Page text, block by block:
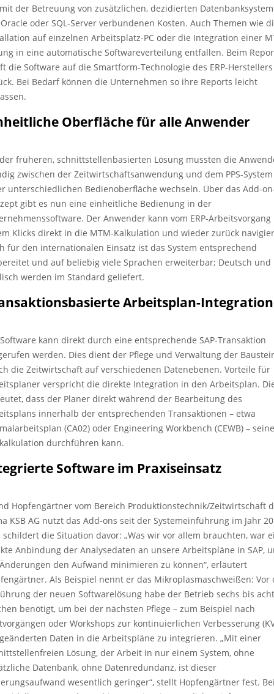
der Betreuung von zusätzlichen, dezidierten
oder SQL-Server verbundenen Kosten. Auch Themen wie
auf einzelnen Arbeitsplatz-PC oder die Integration einer
in eine automatische Softwareverteilung entfallen. Beim
die Software auf die Smartform-Technologie des ERP-Herstellers
Bei Bedarf können die Unternehmen so ihre Reports leicht
Oberfläche für alle Anwender
früheren, schnittstellenbasierten Lösung mussten die
zwischen der Zeitwirtschaftsanwendung und dem PPS-
unterschiedlichen Bedienoberfläche wechseln. Über das Add-
gibt es nun eine einheitliche Bedienung in der
Der Anwender kann vom ERP-
Klicks direkt in die MTM-Kalkulation und wieder zurück
für den internationalen Einsatz ist das System entsprechend
und auf beliebig viele Sprachen erweiterbar; Deutsch und
werden im Standard geliefert.
Arbeitsplan-Integration
kann direkt durch eine entsprechende SAP-Transaktion
werden. Dies dient der Pflege und Verwaltung der
die Zeitwirtschaft auf verschiedenen Datenebenen. Vorteile für
verspricht die direkte Integration in den Arbeitsplan.
dass der Planer direkt während der Bearbeitung des
innerhalb der entsprechenden Transaktionen – etwa
(CA02) oder Engineering Workbench (CEWB) – seine
durchführen kann.
Software im Praxiseinsatz
Hopfengärtner vom Bereich Produktionstechnik/Zeitwirtschaft
KSB AG nutzt das Add-ons seit der Systemeinführung im Jahr
schildert die Situation davor: „Was wir vor allem brauchten, war
Anbindung der Analysedaten an unsere Arbeitspläne in SAP,
den Aufwand minimieren zu können“, erläutert
Als Beispiel nennt er das Mikroplasmaschweißen: Vor
der neuen Softwarelösung habe der Betrieb sechs bis acht
benötigt, um bei der nächsten Pflege – zum Beispiel nach
oder Workshops zur kontinuierlichen Verbesserung
Daten in die Arbeitspläne zu integrieren. „Mit einer
Lösung, der Arbeit in nur einem System, ohne
Datenbank, ohne Datenredundanz, ist dieser
wesentlich geringer“, stellt Hopfengärtner fest.